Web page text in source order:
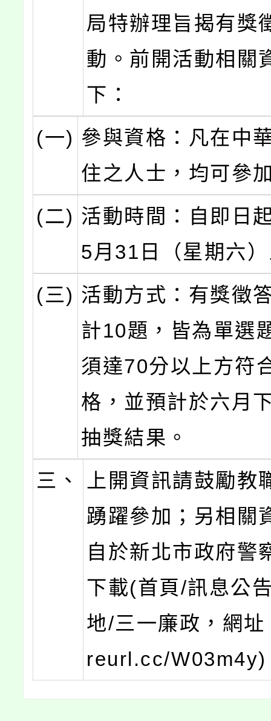
局特辦理旨揭有獎
動。前開活動相關
下：
(一) 參與資格：凡在中
住之人士，均可參
(二) 活動時間：自即日
5月31日（星期六
(三) 活動方式：有獎徵
計10題，皆為單選
須達70分以上方符
格，並預計於六月
抽獎結果。
三、
上開資訊請鼓勵教
踴躍參加；另相關
自於新北市政府警
下載(首頁/訊息公
地/三一廉政，網
reurl.cc/W03m4y)